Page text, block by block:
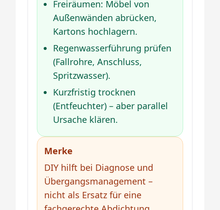
Freiräumen: Möbel von
Außenwänden abrücken,
Kartons hochlagern.
Regenwasserführung prüfen
(Fallrohre, Anschluss,
Spritzwasser).
Kurzfristig trocknen
(Entfeuchter) – aber parallel
Ursache klären.
Merke
DIY hilft bei Diagnose und
Übergangsmanagement –
nicht als Ersatz für eine